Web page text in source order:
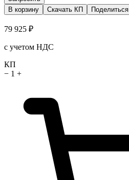
В корзину
Скачать КП Поделиться
79 925 ₽
с учетом НДС
КП
− 1 +